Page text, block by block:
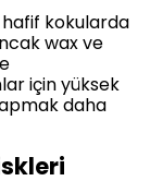
hafif kokularda
wax ve
için yüksek
daha